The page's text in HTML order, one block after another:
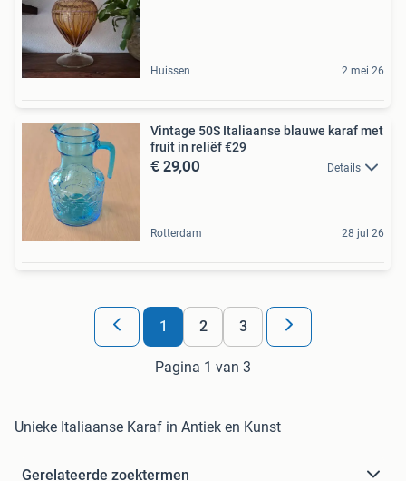
Huissen 2 mei 26
Vintage 50S Italiaanse blauwe karaf met
fruit in reliëf €29
€ 29,00 Details
Rotterdam 28 jul 26
1 2 3
Pagina 1 van 3
Unieke Italiaanse Karaf in Antiek en Kunst
Gerelateerde zoektermen